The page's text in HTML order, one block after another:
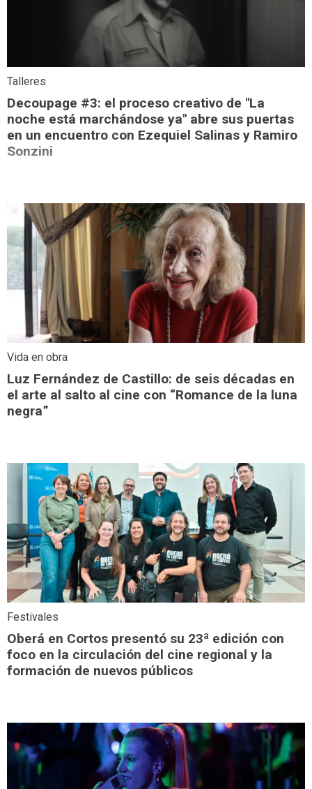
Talleres
Decoupage #3: el proceso creativo de "La
noche está marchándose ya" abre sus puertas
en un encuentro con Ezequiel Salinas y Ramiro
Sonzini
Vida en obra
Luz Fernández de Castillo: de seis décadas en
el arte al salto al cine con “Romance de la luna
negra”
Festivales
Oberá en Cortos presentó su 23ª edición con
foco en la circulación del cine regional y la
formación de nuevos públicos